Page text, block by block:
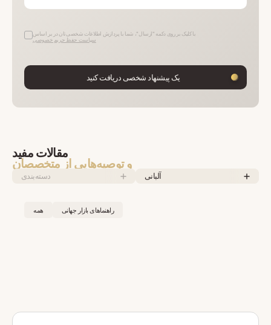
با کلیک بر روی دکمه "ارسال"، شما با پردازش اطلاعات شخصی‌تان در بر اساس
سیاست حفظ حریم خصوصی
یک پیشنهاد شخصی دریافت کنید
مقالات مفید
و توصیه‌هایی از متخصصان
دسته‌بندی آلبانی
همه راهنماهای بازار جهانی